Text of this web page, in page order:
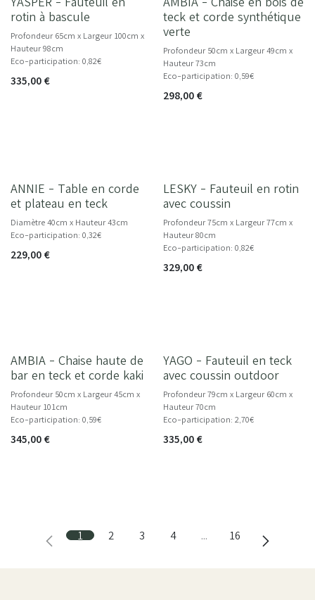
rotin à bascule
Profondeur 65cm x Largeur 100cm x
Hauteur 98cm
Eco-participation: 0,82€
335,00 €
NOUVEAU
teck et corde synthétique
verte
Profondeur 50cm x Largeur 49cm x
Hauteur 73cm
Eco-participation: 0,59€
298,00€
ANNIE - Table en corde
et plateau en teck
Diamètre 40cm x Hauteur 43cm
Eco-participation: 0,32€
229,00 €
LESKY - Fauteuil en rotin
avec coussin
Profondeur 75cm x Largeur 77cm x
Hauteur 80cm
Eco-participation: 0,82€
329,00€
NOUVEAU
AMBIA - Chaise haute de
bar en teck et corde kaki
Profondeur 50cm x Largeur 45cm x
Hauteur 101cm
Eco-participation: 0,59€
345,00 €
Livraison dès 10/26
YAGO - Fauteuil en teck
avec coussin outdoor
Profondeur 79cm x Largeur 60cm x
Hauteur 70cm
Eco-participation: 2,70€
335,00€
1 2 3 4 … 16